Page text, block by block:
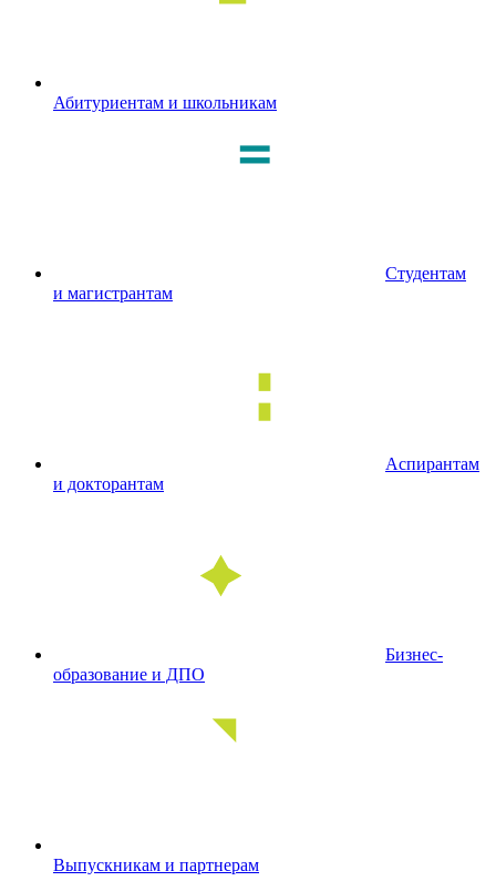
Абитуриентам и школьникам
Студентам
и магистрантам
Аспирантам
и докторантам
Бизнес-
образование и ДПО
Выпускникам и партнерам